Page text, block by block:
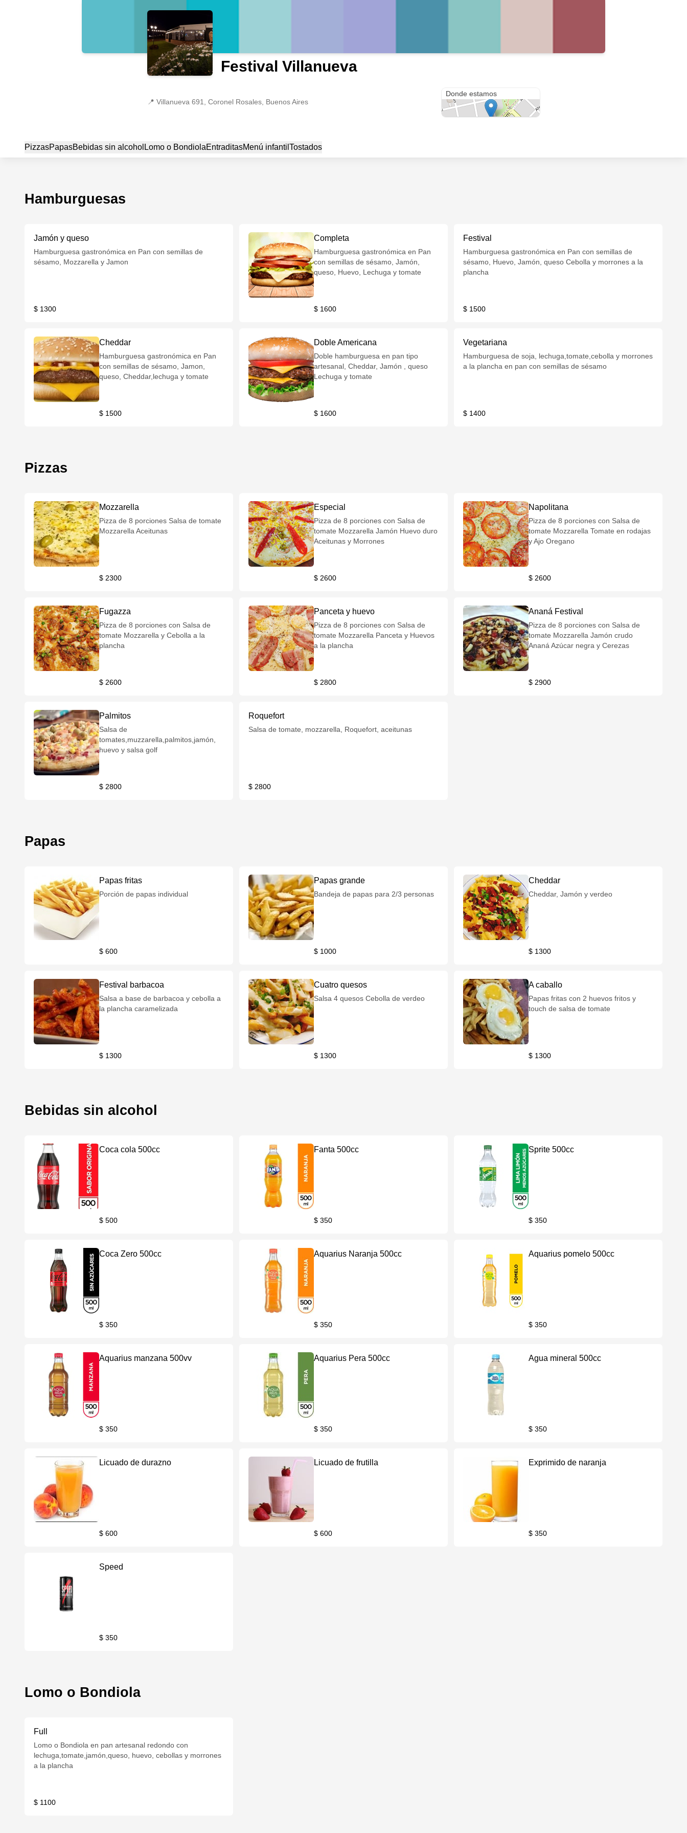
Festival Villanueva
📍 Villanueva 691, Coronel Rosales, Buenos Aires
Donde estamos
PizzasPapasBebidas sin alcohol Lomo o BondiolaEntraditasMenú infantil Tostados
Hamburguesas
Jamón y queso
Hamburguesa gastronómica en Pan con semillas de
sésamo, Mozzarella y Jamon
$ 1300
Completa
Hamburguesa gastronómica en Pan
con semillas de sésamo, Jamón,
queso, Huevo, Lechuga y tomate
$ 1600
Festival
Hamburguesa gastronómica en Pan con semillas de
sésamo, Huevo, Jamón, queso Cebolla y morrones a la
plancha
$ 1500
Cheddar
Hamburguesa gastronómica en Pan
con semillas de sésamo, Jamon,
queso, Cheddar,lechuga y tomate
$ 1500
Doble Americana
Doble hamburguesa en pan tipo
artesanal, Cheddar, Jamón , queso
Lechuga y tomate
$ 1600
Vegetariana
Hamburguesa de soja, lechuga,tomate,cebolla y morrones
a la plancha en pan con semillas de sésamo
$ 1400
Pizzas
Mozzarella
Pizza de 8 porciones Salsa de tomate
Mozzarella Aceitunas
$ 2300
Especial
Pizza de 8 porciones con Salsa de
tomate Mozzarella Jamón Huevo duro
Aceitunas y Morrones
$ 2600
Napolitana
Pizza de 8 porciones con Salsa de
tomate Mozzarella Tomate en rodajas
y Ajo Oregano
$ 2600
Fugazza
Pizza de 8 porciones con Salsa de
tomate Mozzarella y Cebolla a la
plancha
$ 2600
Panceta y huevo
Pizza de 8 porciones con Salsa de
tomate Mozzarella Panceta y Huevos
a la plancha
$ 2800
Ananá Festival
Pizza de 8 porciones con Salsa de
tomate Mozzarella Jamón crudo
Ananá Azúcar negra y Cerezas
$ 2900
Palmitos
Salsa de
tomates,muzzarella,palmitos,jamón,
huevo y salsa golf
$ 2800
Roquefort
Salsa de tomate, mozzarella, Roquefort, aceitunas
$ 2800
Papas
Papas fritas
Porción de papas individual
$ 600
Papas grande
Bandeja de papas para 2/3 personas
$ 1000
Cheddar
Cheddar, Jamón y verdeo
$ 1300
Festival barbacoa
Salsa a base de barbacoa y cebolla a
la plancha caramelizada
$ 1300
Cuatro quesos
Salsa 4 quesos Cebolla de verdeo
$ 1300
A caballo
Papas fritas con 2 huevos fritos y
touch de salsa de tomate
$ 1300
Bebidas sin alcohol
Coca cola 500cc
$ 500
Fanta 500cc
$ 350
Sprite 500cc
$ 350
Coca Zero 500cc
$ 350
Aquarius Naranja 500cc
$ 350
Aquarius pomelo 500cc
$ 350
Aquarius manzana 500vv
$ 350
Aquarius Pera 500cc
$ 350
Agua mineral 500cc
$ 350
Licuado de durazno
$ 600
Licuado de frutilla
$ 600
Exprimido de naranja
$ 350
Speed
$ 350
Lomo o Bondiola
Full
Lomo o Bondiola en pan artesanal redondo con
lechuga,tomate,jamón,queso, huevo, cebollas y morrones
a la plancha
$ 1100